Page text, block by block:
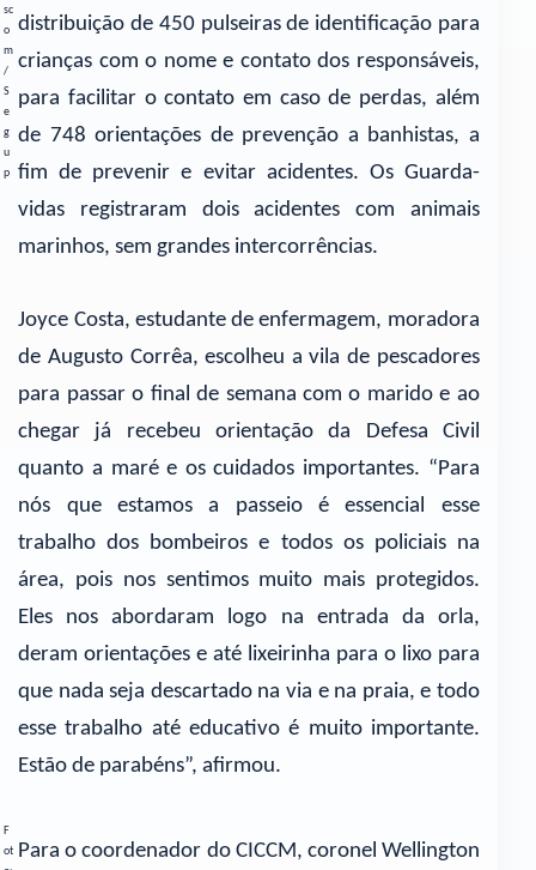
sc
o
m
/
S
e
g
u
p
distribuição de 450 pulseiras de identificação para
crianças com o nome e contato dos responsáveis,
para facilitar o contato em caso de perdas, além
de 748 orientações de prevenção a banhistas, a
fim de prevenir e evitar acidentes. Os Guarda-
vidas registraram dois acidentes com animais
marinhos, sem grandes intercorrências.
Joyce Costa, estudante de enfermagem, moradora
de Augusto Corrêa, escolheu a vila de pescadores
para passar o final de semana com o marido e ao
chegar já recebeu orientação da Defesa Civil
quanto a maré e os cuidados importantes. “Para
nós que estamos a passeio é essencial esse
trabalho dos bombeiros e todos os policiais na
área, pois nos sentimos muito mais protegidos.
Eles nos abordaram logo na entrada da orla,
deram orientações e até lixeirinha para o lixo para
que nada seja descartado na via e na praia, e todo
esse trabalho até educativo é muito importante.
Estão de parabéns”, afirmou.
F
ot Para o coordenador do CICCM, coronel Wellington